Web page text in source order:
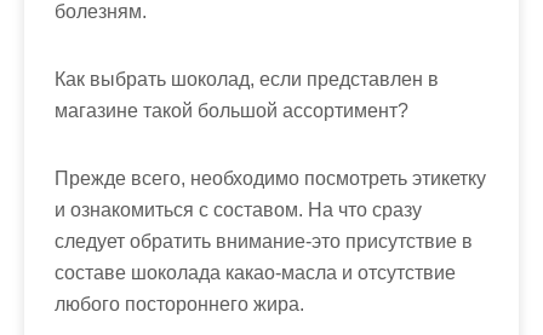
болезням.
Как выбрать шоколад, если представлен в
магазине такой большой ассортимент?
Прежде всего, необходимо посмотреть этикетку
и ознакомиться с составом. На что сразу
следует обратить внимание-это присутствие в
составе шоколада какао-масла и отсутствие
любого постороннего жира.